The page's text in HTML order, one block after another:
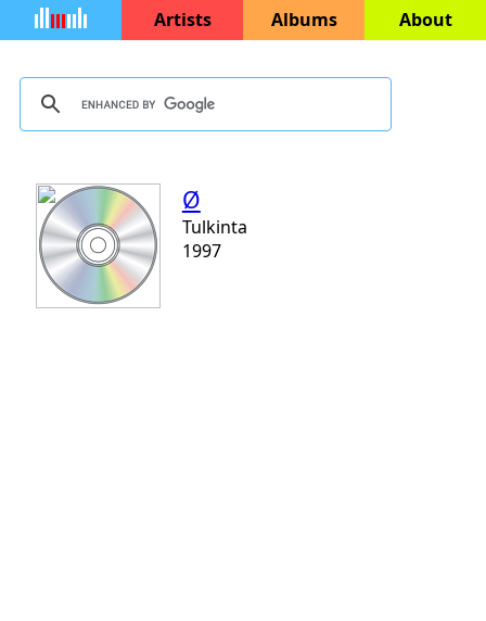
Artists Albums About
Ø
Tulkinta
1997